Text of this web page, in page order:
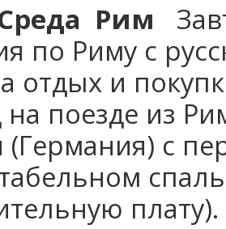
Рим
по Риму с
отдых и
на поезде из
с
плату).